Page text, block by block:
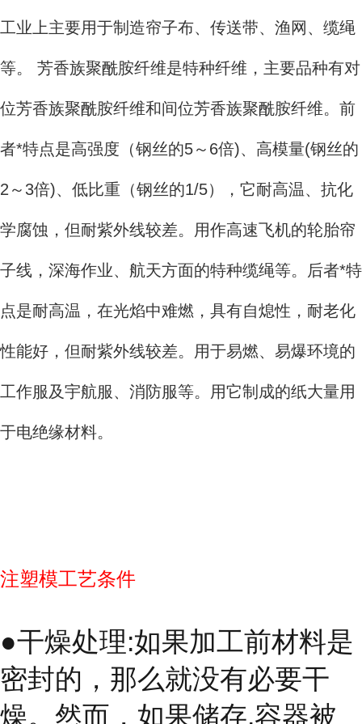
工业上主要用于制造帘子布、传送带、渔网、缆绳
等。 芳香族聚酰胺纤维是特种纤维，主要品种有对
位芳香族聚酰胺纤维和间位芳香族聚酰胺纤维。前
者*特点是高强度（钢丝的5～6倍)、高模量(钢丝的
2～3倍)、低比重（钢丝的1/5），它耐高温、抗化
学腐蚀，但耐紫外线较差。用作高速飞机的轮胎帘
子线，深海作业、航天方面的特种缆绳等。后者*特
点是耐高温，在光焰中难燃，具有自熄性，耐老化
性能好，但耐紫外线较差。用于易燃、易爆环境的
工作服及宇航服、消防服等。用它制成的纸大量用
于电绝缘材料。
注塑模工艺条件
●干燥处理:如果加工前材料是
密封的，那么就没有必要干
燥。然而，如果储存.容器被